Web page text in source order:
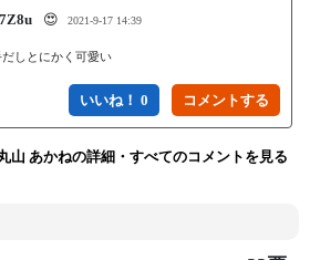
😍 2021-9-17 14:39
しとにかく可愛い
いいね！ 0
山 あかねの詳細・すべてのコメントを見る